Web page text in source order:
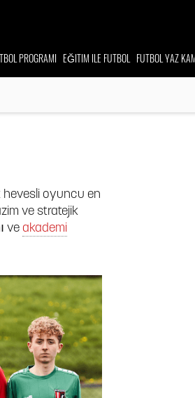
PROGRAMI EĞITIM ILE FUTBOL FUTBOL YAZ
hevesli oyuncu en
ve stratejik
ve akademi